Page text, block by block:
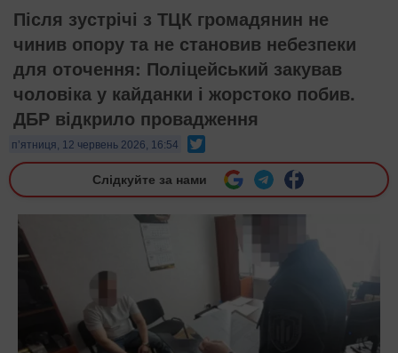
Після зустрічі з ТЦК громадянин не
чинив опору та не становив небезпеки
для оточення: Поліцейський закував
чоловіка у кайданки і жорстоко побив.
ДБР відкрило провадження
п’ятниця, 12 червень 2026, 16:54
Слідкуйте за нами